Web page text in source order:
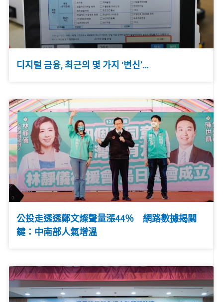
디지털 금융, 최근의 몇 가지 ‘변신’…
公投走透透鄭文燦聲量漲44％ 網路數據揭關
鍵：中南部人氣增溫